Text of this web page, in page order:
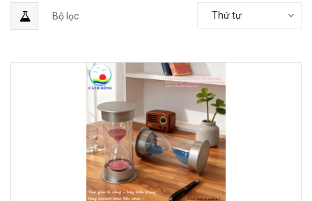
Bộ lọc Thứ tự